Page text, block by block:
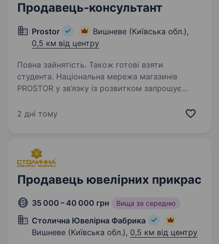
Продавець-консультант
Prostor
Вишневе (Київська обл.),
0,5 км від центру
Повна зайнятість. Також готові взяти
студента. Національна мережа магазинів
PROSTOR у зв’язку із розвитком запрошує
Вишневе Вимоги: комунікабельність, здатність
2 дні тому
Продавець ювелірних прикрас
35 000 – 40 000 грн Вища за середню
Столична Ювелірна Фабрика
Вишневе (Київська обл.), 0,5 км від центру